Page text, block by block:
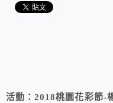
活動：2018桃園花彩節-